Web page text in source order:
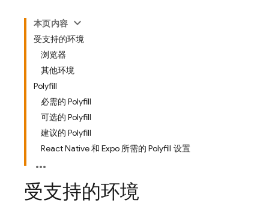
本页内容
受支持的环境
浏览器
其他环境
Polyfill
必需的 Polyfill
可选的 Polyfill
建议的 Polyfill
React Native 和 Expo 所需的 Polyfill 设置
受支持的环境